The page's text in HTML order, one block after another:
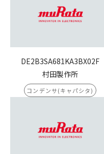
DE2B3SA681KA3BX02F
村田製作所
コンデンサ(キャパシタ)